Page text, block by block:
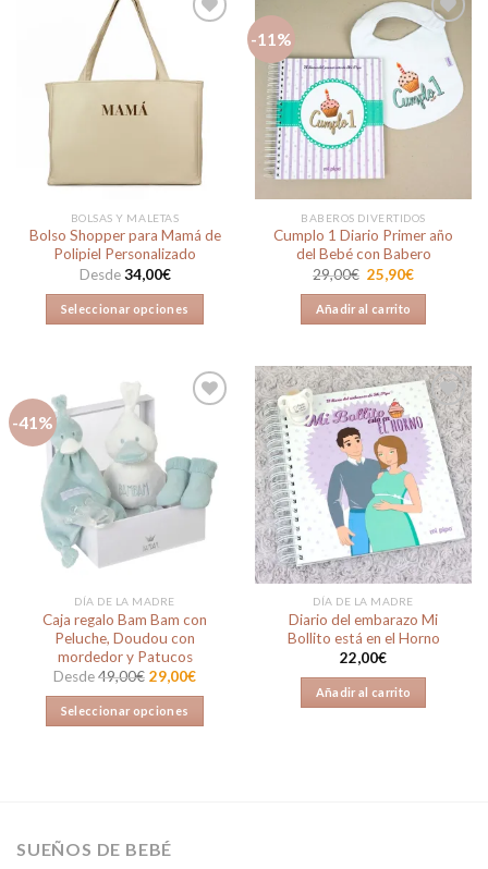
a la
deseos
BOLSAS Y MALETAS
Bolso Shopper para Mamá de
Polipiel Personalizado
Desde34,00€
Seleccionar opciones
tiene
múltiples
variantes.
Las
opciones
se
pueden
elegir
en
página
de
producto
-11%
Añadir
a la
lista de
deseos
BABEROS DIVERTIDOS
Cumplo 1 Diario Primer año
del Bebé con Babero
29,00€ El
precio
original
era:
29,00€.
25,90€El
25,90€.
Añadir al carrito
-41%
Añadir
a la
lista de
deseos
DÍA DE LA MADRE
Caja regalo Bam Bam con
Peluche, Doudou con
mordedor y Patucos
Desde49,00€ 29,00€
Seleccionar opciones
Las
Añadir
a la
lista de
deseos
DÍA DE LA MADRE
Diario del embarazo Mi
Bollito está en el Horno
22,00€
Añadir al carrito
SUEÑOS DE BEBÉ